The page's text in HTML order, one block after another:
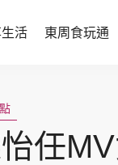
活 東周食玩通
生活任